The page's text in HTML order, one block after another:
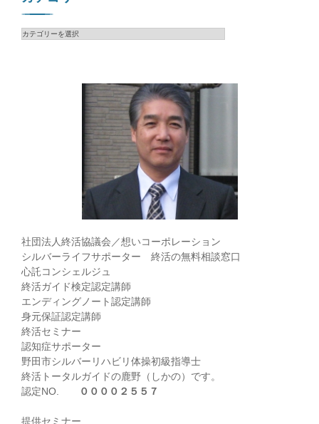
カ
社団法人終活協議会／想いコーポレーション
シルバーライフサポーター 終活の無料相談窓口
心託コンシェルジュ
終活ガイド検定認定講師
エンディングノート認定講師
身元保証認定講師
終活セミナー
認知症サポーター
野田市シルバーリハビリ体操初級指導士
終活トータルガイドの鹿野（しかの）です。
認定NO.
００００２５５７
提供セミナー